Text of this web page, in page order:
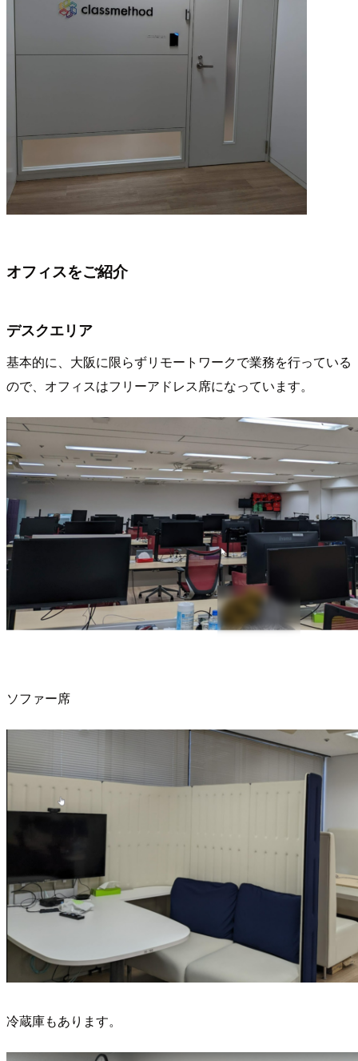
オフィスをご紹介
デスクエリア
基本的に、大阪に限らずリモートワークで業務を行っている
ので、オフィスはフリーアドレス席になっています。
ソファー席
冷蔵庫もあります。